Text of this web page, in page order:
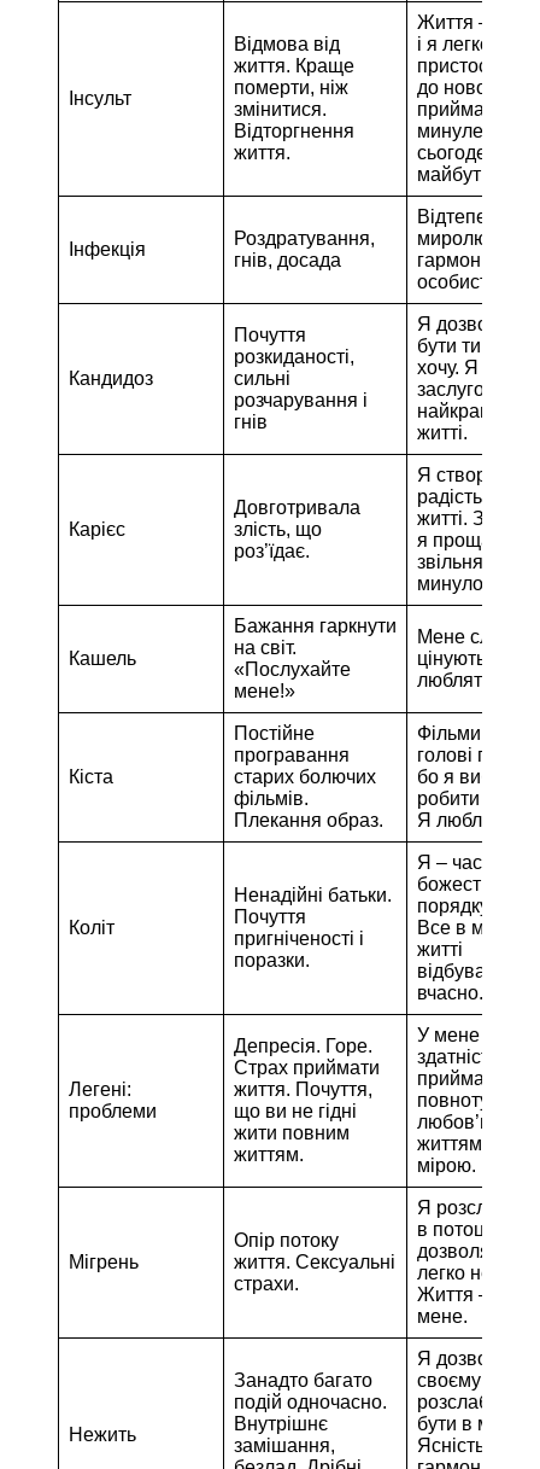
Інсульт
Відмова від
життя. Краще
померти, ніж
змінитися.
Відторгнення
життя.
Життя – це
і я легко
до нового. Я
приймаю
минуле,
сьогодення і
майбутнє.
Інфекція
Роздратування,
гнів, досада
Відтепер я
миролюбною
гармонійною
особистістю.
Кандидоз
Почуття
розкиданості,
сильні
розчарування і
гнів
Я дозволяю
бути тим, ким
хочу. Я
заслуговую
найкраще в
житті.
Карієс
Довготривала
злість, що
роз’їдає.
Я створюю
радість у
житті. З
я прощаю і
звільняюся
минулого.
Кашель
Бажання гаркнути
на світ.
«Послухайте
мене!»
Мене
цінують.
люблять.
Кіста
Постійне
програвання
старих болючих
фільмів.
Плекання образ.
Фільми в моїй
голові
бо я вибираю
робити їх
Я люблю
Коліт
Ненадійні батьки.
Почуття
пригніченості і
поразки.
Я – частина
порядку
Все в моєму
житті
відбувається
вчасно.
Легені:
проблеми
Депресія. Горе.
Страх приймати
життя. Почуття,
що ви не гідні
жити повним
життям.
У мене є
здатність
приймати
повноту
любов’ю я
життям
мірою.
Мігрень
Опір потоку
життя. Сексуальні
страхи.
Я
в потоці
дозволяю
легко нести
Життя – для
мене.
Нежить
Занадто багато
подій одночасно.
Внутрішнє
замішання,
Я дозволяю
своєму
розслабитися
бути в мирі.
Ясність і